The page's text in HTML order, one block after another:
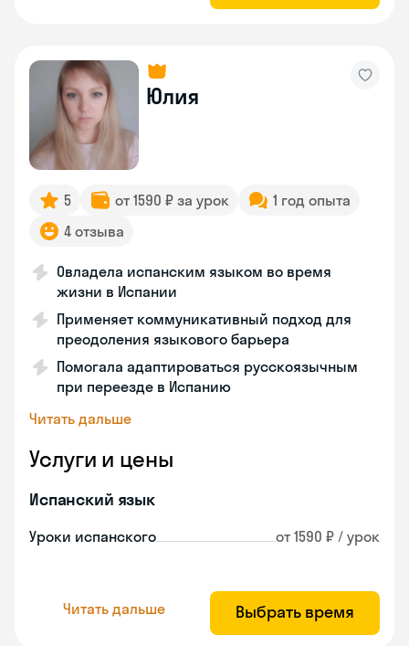
Юлия
5 от 1590 ₽ за урок
1 год опыта
4 отзыва
Овладела испанским языком во время
жизни в Испании
Применяет коммуникативный подход для
преодоления языкового барьера
Помогала адаптироваться русскоязычным
при переезде в Испанию
Читать дальше
Услуги и цены
Испанский язык
Уроки испанского от 1590 ₽ / урок
Читать дальше Выбрать время